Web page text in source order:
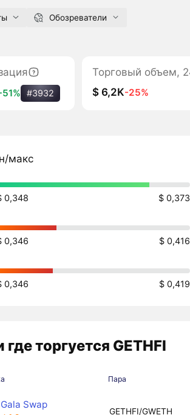
Обозреватели
#3932
Торговый объем,
$ 6,2K-25%
макс
0,348 $ 0,373
0,346 $ 0,416
0,346 $ 0,419
торгуется GETHFI
Пара
Gala Swap
GETHFI/GWETH